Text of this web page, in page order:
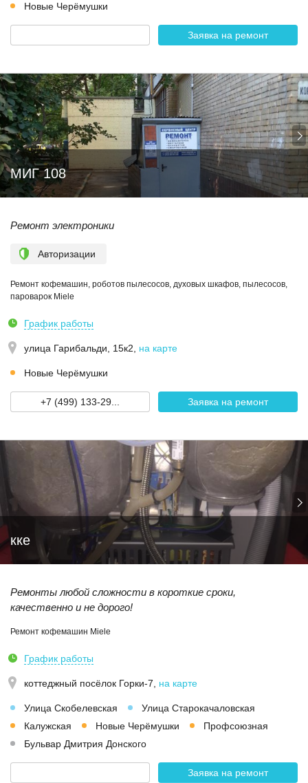
Новые Черёмушки
Заявка на ремонт
МИГ 108
Ремонт электроники
Авторизации
Ремонт кофемашин, роботов пылесосов, духовых шкафов, пылесосов,
пароварок Miele
График работы
улица Гарибальди, 15к2 на карте
Новые Черёмушки
+7 (499) 133-29... Заявка на ремонт
кке
Ремонты любой сложности в короткие сроки,
качественно и не дорого!
Ремонт кофемашин Miele
График работы
коттеджный посёлок Горки-7 на карте
Улица Скобелевская
Улица Старокачаловская
Калужская
Новые Черёмушки
Профсоюзная
Бульвар Дмитрия Донского
Заявка на ремонт